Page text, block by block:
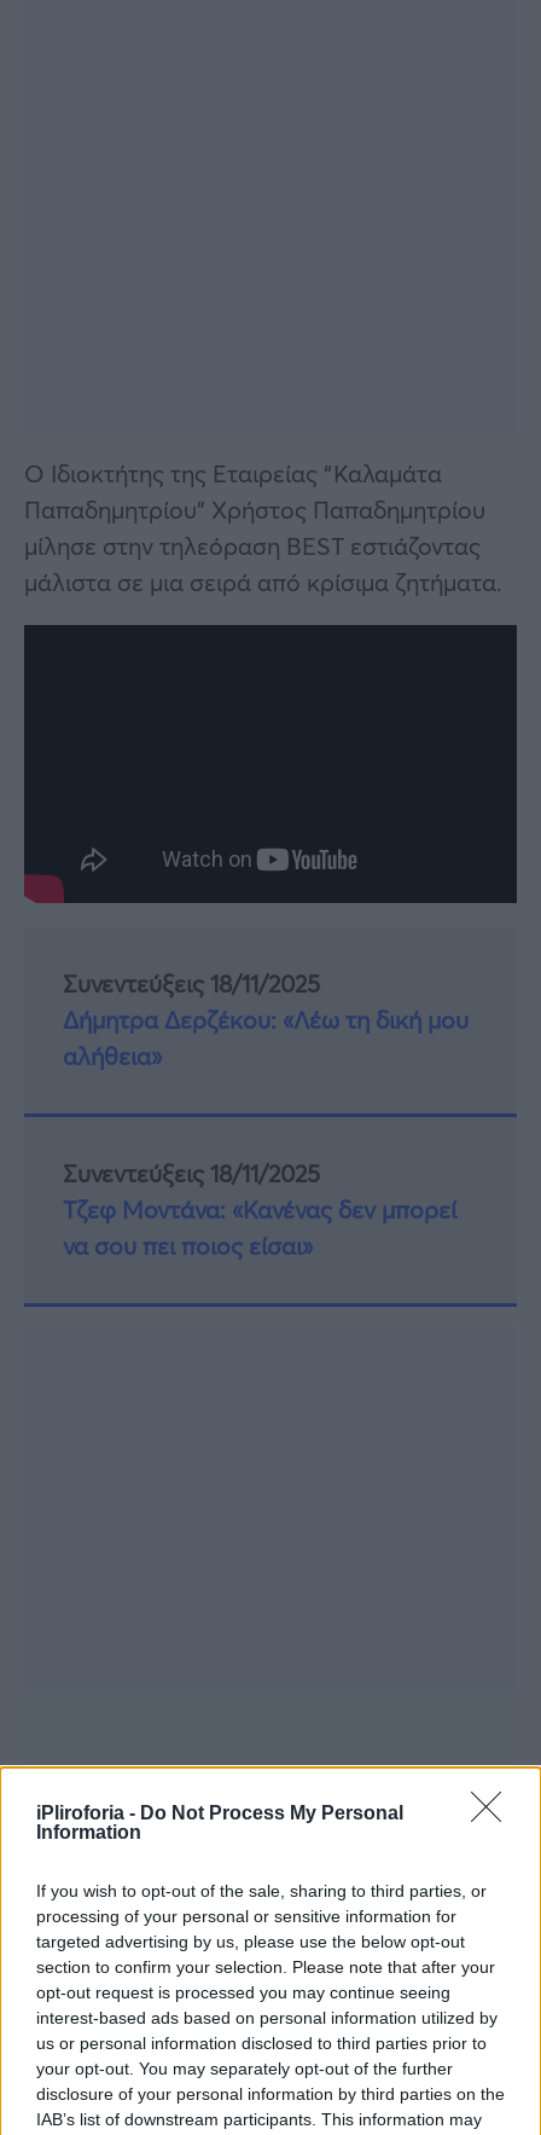
iPliroforia - Do Not Process My Personal
Information
If you wish to opt-out of the sale, sharing to third parties, or
processing of your personal or sensitive information for
targeted advertising by us, please use the below opt-out
section to confirm your selection. Please note that after your
opt-out request is processed you may continue seeing
interest-based ads based on personal information utilized by
us or personal information disclosed to third parties prior to
your opt-out. You may separately opt-out of the further
disclosure of your personal information by third parties on the
IAB’s list of downstream participants. This information may
O Ιδιοκτήτης της Εταιρείας “Καλαμάτα
Παπαδημητρίου” Χρήστος Παπαδημητρίου
μίλησε στην τηλεόραση BEST εστιάζοντας
μάλιστα σε μια σειρά από κρίσιμα ζητήματα.
Συνεντεύξεις 18/11/2025
Δήμητρα Δερζέκου: «Λέω τη δική μου
αλήθεια»
Συνεντεύξεις 18/11/2025
Τζεφ Μοντάνα: «Κανένας δεν μπορεί
να σου πει ποιος είσαι»
Χρήστος Παπαδημητρίου: Είχε